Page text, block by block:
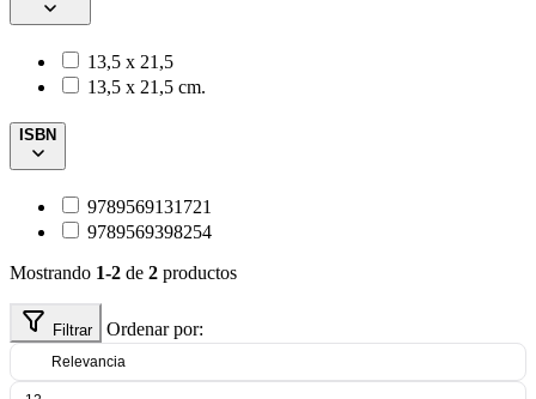
13,5 x 21,5
13,5 x 21,5 cm.
ISBN
9789569131721
9789569398254
Mostrando 1-2 de 2 productos
Filtrar Ordenar por: